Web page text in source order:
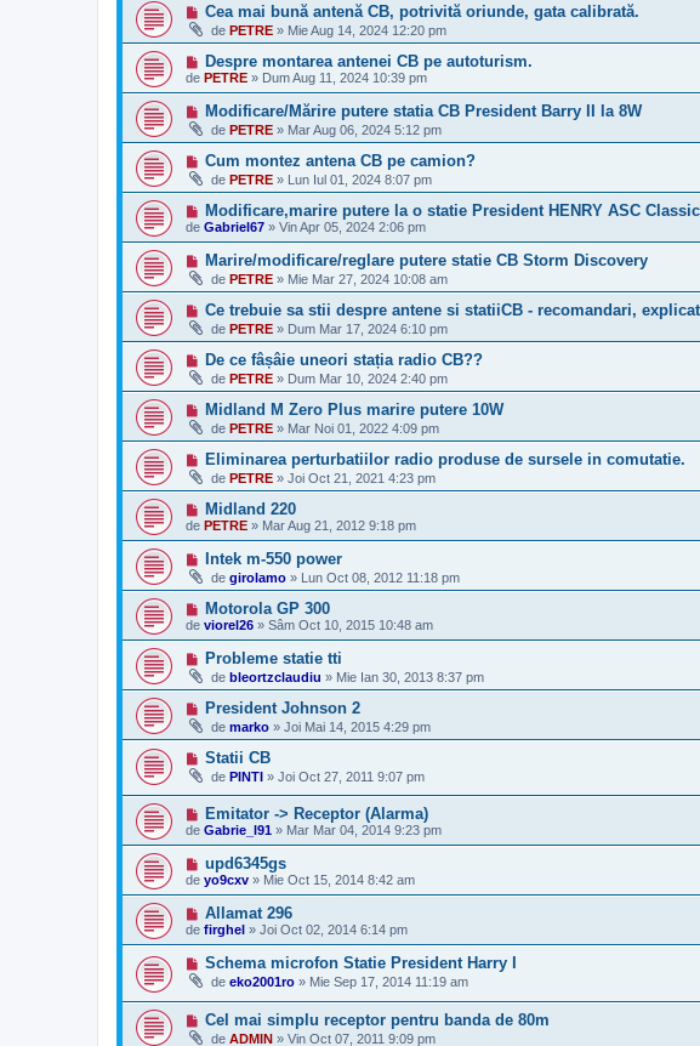
Cea mai bună antenă CB, potrivită oriunde, gata calibrată.
de PETRE » Mie Aug 14, 2024 12:20 pm
Despre montarea antenei CB pe autoturism.
de PETRE » Dum Aug 11, 2024 10:39 pm
Modificare/Mărire putere statia CB President Barry II la 8W
de PETRE » Mar Aug 06, 2024 5:12 pm
Cum montez antena CB pe camion?
de PETRE » Lun Iul 01, 2024 8:07 pm
Modificare,marire putere la o statie President HENRY ASC Classic
de Gabriel67 » Vin Apr 05, 2024 2:06 pm
Marire/modificare/reglare putere statie CB Storm Discovery
de PETRE » Mie Mar 27, 2024 10:08 am
Ce trebuie sa stii despre antene si statiiCB - recomandari,
de PETRE » Dum Mar 17, 2024 6:10 pm
De ce fâșâie uneori stația radio CB??
de PETRE » Dum Mar 10, 2024 2:40 pm
Midland M Zero Plus marire putere 10W
de PETRE » Mar Noi 01, 2022 4:09 pm
Eliminarea perturbatiilor radio produse de sursele in comutatie.
de PETRE » Joi Oct 21, 2021 4:23 pm
Midland 220
de PETRE » Mar Aug 21, 2012 9:18 pm
Intek m-550 power
de girolamo » Lun Oct 08, 2012 11:18 pm
Motorola GP 300
de viorel26 » Sâm Oct 10, 2015 10:48 am
Probleme statie tti
de bleortzclaudiu » Mie Ian 30, 2013 8:37 pm
President Johnson 2
de marko » Joi Mai 14, 2015 4:29 pm
Statii CB
de PINTI » Joi Oct 27, 2011 9:07 pm
Emitator -> Receptor (Alarma)
de Gabrie_l91 » Mar Mar 04, 2014 9:23 pm
upd6345gs
de yo9cxv » Mie Oct 15, 2014 8:42 am
Allamat 296
de firghel » Joi Oct 02, 2014 6:14 pm
Schema microfon Statie President Harry I
de eko2001ro » Mie Sep 17, 2014 11:19 am
Cel mai simplu receptor pentru banda de 80m
de ADMIN » Vin Oct 07, 2011 9:09 pm